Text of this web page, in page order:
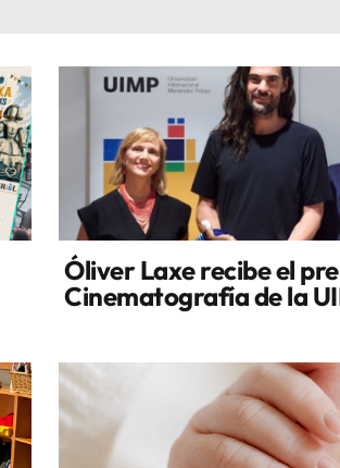
Óliver Laxe recibe el
Cinematografía de la